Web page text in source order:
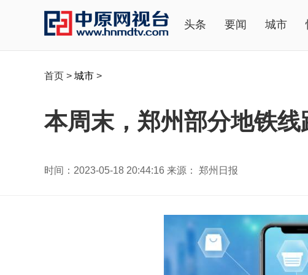
头条 要闻 城市
首页 > 城市 >
本周末，郑州部分地铁
时间：2023-05-18 20:44:16 来源： 郑州日报